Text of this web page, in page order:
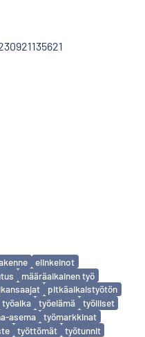
elinkeinot
määräaikainen työ
pitkäaikaistyötön
työaika työelämä
työlliset
asema
työmarkkinat
työttömät
työtunnit